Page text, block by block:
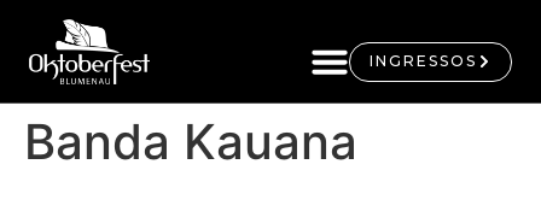
INGRESSOS
Banda Kauana